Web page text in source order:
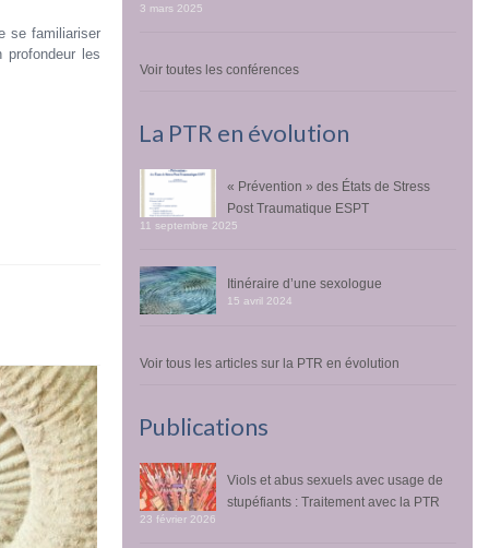
se familiariser
profondeur les
3 mars 2025
Voir toutes les conférences
La PTR en évolution
« Prévention » des États de Stress
Post Traumatique ESPT
11 septembre 2025
Itinéraire d’une sexologue
15 avril 2024
Voir tous les articles sur la PTR en évolution
Publications
Viols et abus sexuels avec usage de
stupéfiants : Traitement avec la PTR
23 février 2026